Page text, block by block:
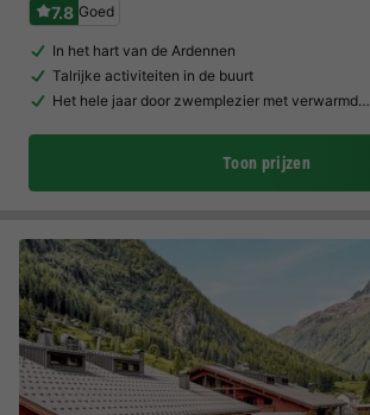
7.8 Goed
In het hart van de Ardennen
Talrijke activiteiten in de buurt
Het hele jaar door zwemplezier met verwarmd…
Toon prijzen